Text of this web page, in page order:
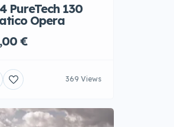
PureTech 130
Opera
€
369 Views